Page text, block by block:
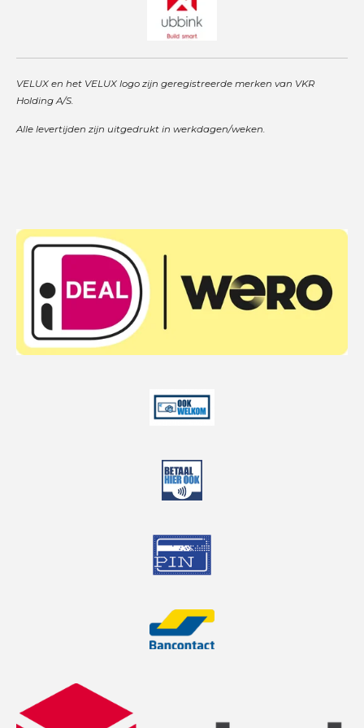
VELUX en het VELUX logo zijn geregistreerde merken van VKR
Holding A/S.
Alle levertijden zijn uitgedrukt in werkdagen/weken.